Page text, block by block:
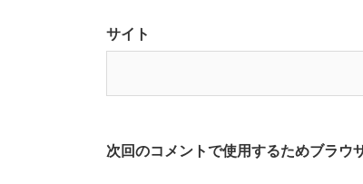
サイト
次回のコメントで使用するためブラウ